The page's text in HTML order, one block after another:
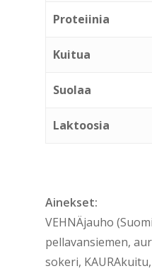
Proteiinia
Kuitua
Suolaa
Laktoosia
Ainekset:
VEHNÄjauho
pellavansiemen,
sokeri,